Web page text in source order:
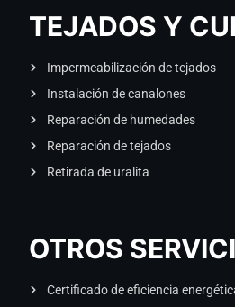
TEJADOS Y
Impermeabilización de tejados
Instalación de canalones
Reparación de humedades
Reparación de tejados
Retirada de uralita
OTROS
Certificado de eficiencia